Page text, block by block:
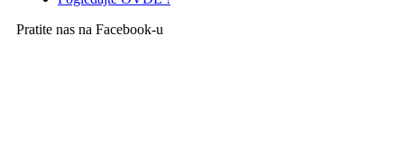
Pratite nas na Facebook-u